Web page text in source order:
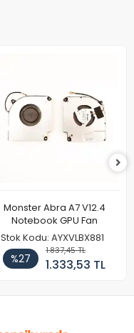
Monster Abra A7 V12.4
Notebook GPU Fan
Stok Kodu: AYXVLBX881
%27
1.837,45 TL
1.333,53 TL